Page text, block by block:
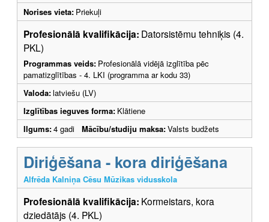
Norises vieta: Priekuļi
Profesionālā kvalifikācija: Datorsistēmu tehniķis (4.
PKL)
Programmas veids: Profesionālā vidējā izglītība pēc
pamatizglītības - 4. LKI (programma ar kodu 33)
Valoda:latviešu (LV)
Izglītības ieguves forma: Klātiene
Ilgums:4 gadi Mācību/studiju maksa:Valsts budžets
Diriģēšana - kora diriģēšana
Alfrēda Kalniņa Cēsu Mūzikas vidusskola
Profesionālā kvalifikācija: Kormeistars, kora
dziedātājs (4. PKL)